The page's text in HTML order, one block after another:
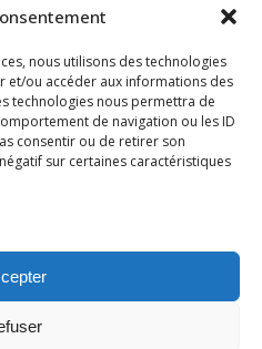
nous utilisons des technologies
et/ou accéder aux informations des
technologies nous permettra de
de navigation ou les ID
consentir ou de retirer son
sur certaines caractéristiques
63720
/ 12h30 - 15h30
: fermé